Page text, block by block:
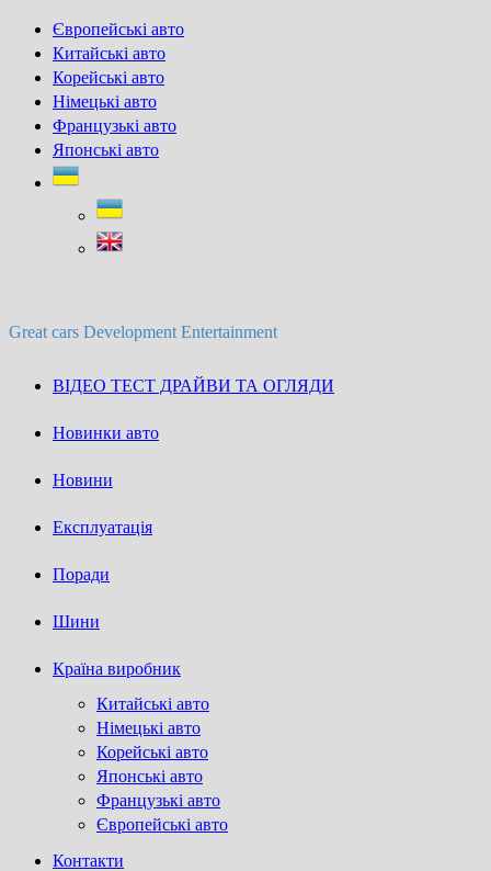
Skip
content
Європейські авто
Китайські авто
Корейські авто
Німецькі авто
Французькі авто
Японські авто
Great cars Development Entertainment
ВІДЕО ТЕСТ ДРАЙВИ ТА ОГЛЯДИ
Новинки авто
Новини
Експлуатація
Поради
Шини
Країна виробник
Китайські авто
Німецькі авто
Корейські авто
Японські авто
Французькі авто
Європейські авто
Контакти